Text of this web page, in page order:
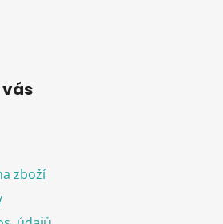
zboží